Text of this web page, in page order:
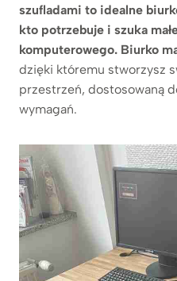
szufladami to idealne
kto potrzebuje i szuka
komputerowego. Biurko
dzięki któremu stworzysz
przestrzeń, dostosowaną
wymagań.